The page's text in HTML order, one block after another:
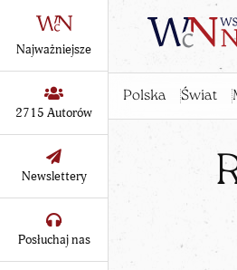
Polska Świat
Najważniejsze
2715 Autorów
Newslettery
Posłuchaj nas